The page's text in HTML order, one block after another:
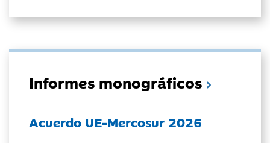
Informes monográficos
Acuerdo UE-Mercosur 2026